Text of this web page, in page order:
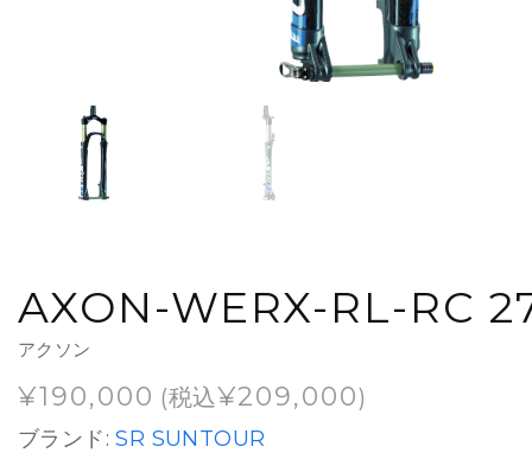
AXON-WERX-RL-RC
アクソン
¥190,000 (税込¥209,000)
ブランド:SR SUNTOUR